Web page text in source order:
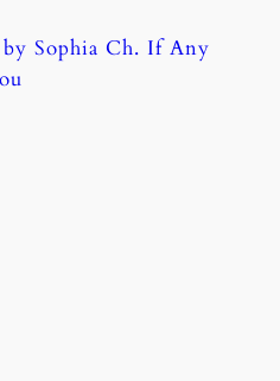
Sophia Ch. If Any